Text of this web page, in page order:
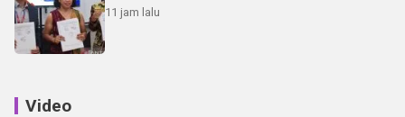
11 jam lalu
Video